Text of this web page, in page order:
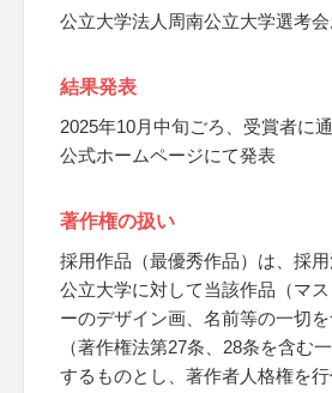
公立大学法人周南公立大学選考
結果発表
2025年10月中旬ごろ、受賞者に
公式ホームページにて発表
著作権の扱い
採用作品（最優秀作品）は、採
公立大学に対して当該作品（マ
ーのデザイン画、名前等の一切
（著作権法第27条、28条を含む
するものとし、著作者人格権を